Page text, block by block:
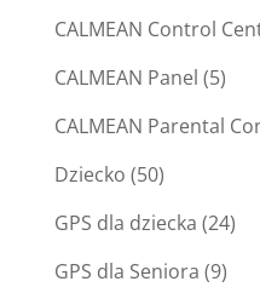
CALMEAN Control
CALMEAN Panel (5)
CALMEAN Parental
Dziecko (50)
GPS dla dziecka (24)
GPS dla Seniora (9)